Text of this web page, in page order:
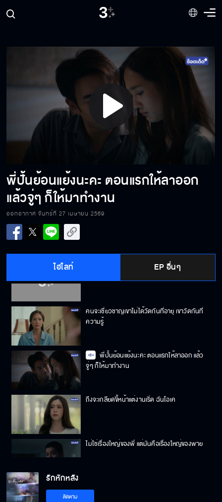
Play
Video
พี่ปั้นย้อนแย้งนะคะ ตอนแรกให้ลาออก
แล้วจู่ๆ ก็ให้มาทำงาน
ออกอากาศ จันทร์ที่ 27 เมษายน 2569
ไฮไลท์ EP อื่นๆ
ชอบผู้หญิง
ถ้าเลิกกับปั้น แล้วแม่จะเอาเงินจากไหน
โดนเมียล้างสมองจนไม่เชื่อแม่แล้วใช่มั้ย
ถ้าต้องเลือกผมขอเลือกตอบแทนบุญคุณพี่ปั้น
ตอนนี้เหลือแต่ความลำบากใจที่ต้องทนทำงาน
ด้วยกัน
จำเราได้มั้ยที่เคยชมว่าชื่อเราน่ารักไง
คนจะเชี่ยวชาญเขาไม่ได้วัดกันที่อายุ เขาวัดกันที่
ความรู้
พี่ปั้นย้อนแย้งนะคะ ตอนแรกให้ลาออก แล้ว
จู่ๆ ก็ให้มาทำงาน
ถึงจะเกลียดขี้หน้าแต่งานเริ่ด ฉันโอเค
ไม่ใช่เรื่องใหญ่ของพี่ แต่มันคือเรื่องใหญ่ของพาย
ที่หลับไม่สนิทไม่ใช่เพราะแสงสีฟ้า แต่เพราะพี่ปลุก
รักหักหลัง
ติดตาม